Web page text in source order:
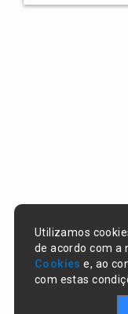
Utilizamos
de acordo com a
Cookies e, ao
com estas